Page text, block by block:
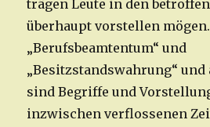
trägen Leute in den
überhaupt vorstellen
„Berufsbeamtentum“ und
„Besitzstandswahrung“
sind Begriffe und
inzwischen verflossenen